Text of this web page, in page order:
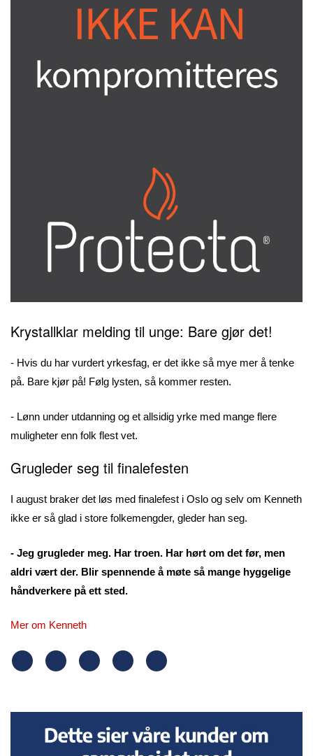
Krystallklar melding til unge: Bare gjør det!
- Hvis du har vurdert yrkesfag, er det ikke så mye mer å tenke
på. Bare kjør på! Følg lysten, så kommer resten.
- Lønn under utdanning og et allsidig yrke med mange flere
muligheter enn folk flest vet.
Grugleder seg til finalefesten
I august braker det løs med finalefest i Oslo og selv om Kenneth
ikke er så glad i store folkemengder, gleder han seg.
- Jeg grugleder meg. Har troen. Har hørt om det før, men
aldri vært der. Blir spennende å møte så mange hyggelige
håndverkere på ett sted.
Mer om Kenneth